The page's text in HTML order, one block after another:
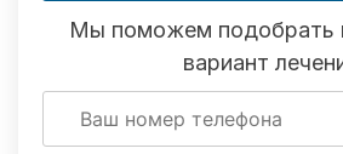
Мы поможем подобрать
вариант